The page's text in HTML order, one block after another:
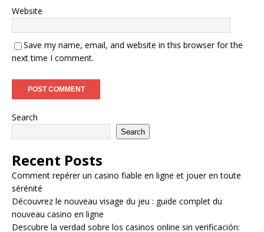
Website
Save my name, email, and website in this browser for the
next time I comment.
Search
Search
Recent Posts
Comment repérer un casino fiable en ligne et jouer en toute
sérénité
Découvrez le nouveau visage du jeu : guide complet du
nouveau casino en ligne
Descubre la verdad sobre los casinos online sin verificación: